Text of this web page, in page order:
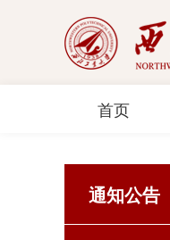
首页
通知公告